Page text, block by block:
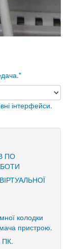
інтерфейси.
ПО
колодки
пристрою.
ПК.